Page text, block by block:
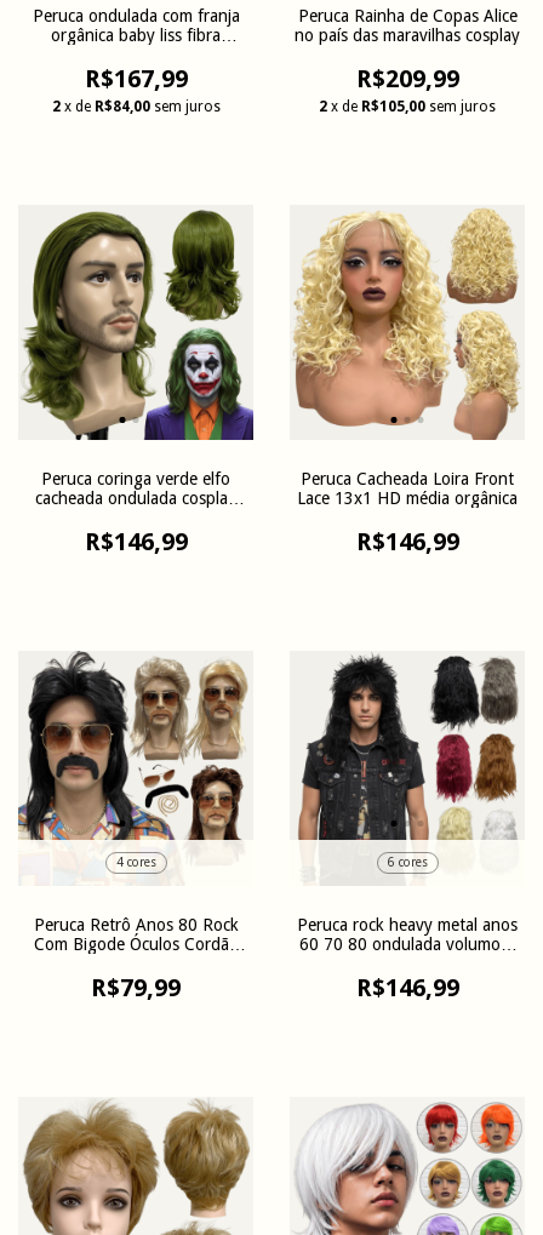
Peruca ondulada com franja
orgânica baby liss fibra
R$167,99
2 x de R$84,00 sem juros
Peruca Rainha de Copas Alice
no país das maravilhas cosplay
R$209,99
2 x de R$105,00 sem juros
Peruca coringa verde elfo
cacheada ondulada cosplay
R$146,99
Peruca Cacheada Loira Front
Lace 13x1 HD média orgânica
R$146,99
4 cores
Peruca Retrô Anos 80 Rock
Com Bigode Óculos Cordão
R$79,99
6 cores
Peruca rock heavy metal anos
60 70 80 ondulada volumosa
R$146,99